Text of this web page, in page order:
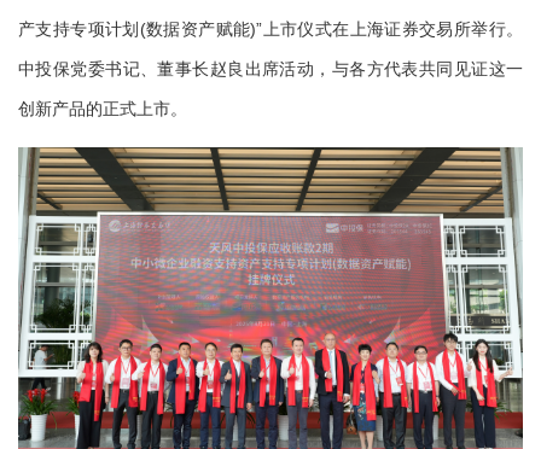
产支持专项计划(数据资产赋能)”上市仪式在上海证券交易所举行。
中投保党委书记、董事长赵良出席活动，与各方代表共同见证这一
创新产品的正式上市。